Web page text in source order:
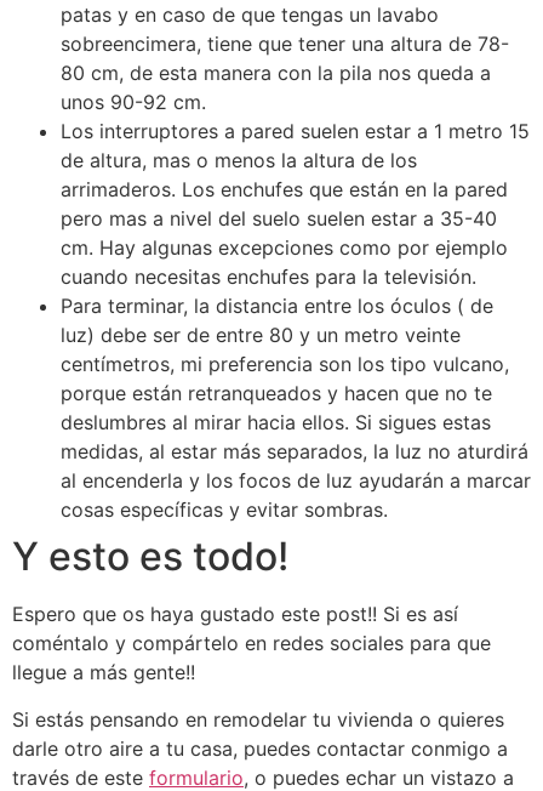
patas y en caso de que tengas un lavabo
sobreencimera, tiene que tener una altura de 78-
80 cm, de esta manera con la pila nos queda a
unos 90-92 cm.
Los interruptores a pared suelen estar a 1 metro 15
de altura, mas o menos la altura de los
arrimaderos. Los enchufes que están en la pared
pero mas a nivel del suelo suelen estar a 35-40
cm. Hay algunas excepciones como por ejemplo
cuando necesitas enchufes para la televisión.
Para terminar, la distancia entre los óculos ( de
luz) debe ser de entre 80 y un metro veinte
centímetros, mi preferencia son los tipo vulcano,
porque están retranqueados y hacen que no te
deslumbres al mirar hacia ellos. Si sigues estas
medidas, al estar más separados, la luz no aturdirá
al encenderla y los focos de luz ayudarán a marcar
cosas específicas y evitar sombras.
Y esto es todo!
Espero que os haya gustado este post!! Si es así
coméntalo y compártelo en redes sociales para que
llegue a más gente!!
Si estás pensando en remodelar tu vivienda o quieres
darle otro aire a tu casa, puedes contactar conmigo a
través de este formulario, o puedes echar un vistazo a